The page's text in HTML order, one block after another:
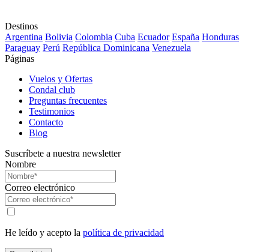
Destinos
Argentina Bolivia Colombia Cuba Ecuador España Honduras
Paraguay Perú República Dominicana Venezuela
Páginas
Vuelos y Ofertas
Condal club
Preguntas frecuentes
Testimonios
Contacto
Blog
Suscríbete a nuestra newsletter
Nombre
Correo electrónico
He leído y acepto la política de privacidad